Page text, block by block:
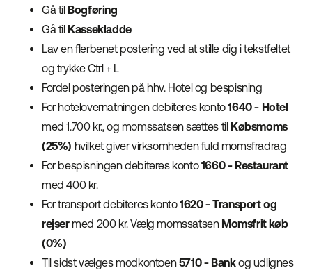
Gå til Bogføring
Gå til Kassekladde
Lav en flerbenet postering ved at stille dig i tekstfeltet
og trykke Ctrl + L
Fordel posteringen på hhv. Hotel og bespisning
For hotelovernatningen debiteres konto1640 - Hotel
med 1.700 kr., og momssatsen sættes til Købsmoms
(25%) hvilket giver virksomheden fuld momsfradrag
For bespisningen debiteres konto1660 - Restaurant
med 400 kr.
For transport debiteres konto1620 - Transport og
rejsermed 200 kr. Vælg momssatsen Momsfrit køb
(0%)
Til sidst vælges modkontoen5710 - Bankog udlignes